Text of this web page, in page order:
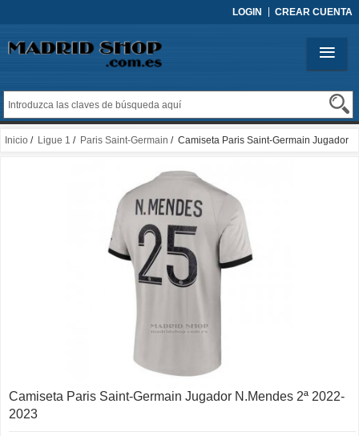
LOGIN CREAR CUENTA
Inicio / Ligue 1 / Paris Saint-Germain / Camiseta Paris Saint-Germain Jugador
Camiseta Paris Saint-Germain Jugador N.Mendes 2ª 2022-
2023